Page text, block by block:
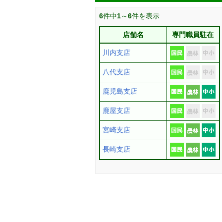
6件中1～6件を表示
店舗名 専門職員駐在
川内支店
八代支店
鹿児島支店
鹿屋支店
宮崎支店
長崎支店